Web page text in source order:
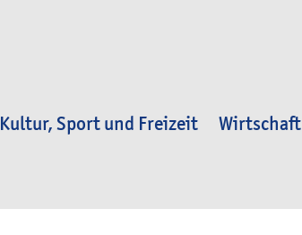
Kultur, Sport und Freizeit Wirtschaft